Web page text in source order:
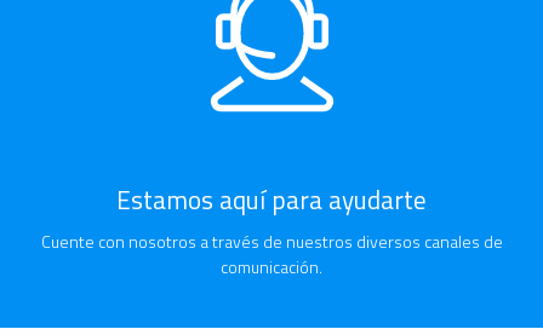
Estamos aquí para ayudarte
Cuente con nosotros a través de nuestros diversos canales de
comunicación.